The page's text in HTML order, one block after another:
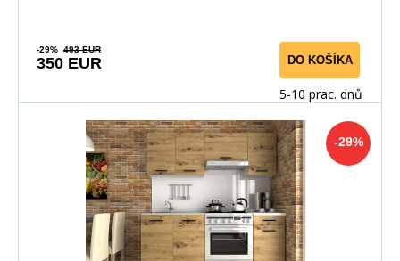
-29% 493 EUR
350 EUR DO KOŠÍKA
5-10 prac. dnů
-29%